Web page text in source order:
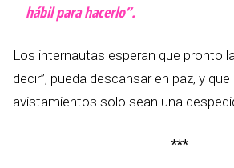
hábil para hacerlo”.
Los internautas esperan que pronto
decir”, pueda descansar en paz, y
avistamientos solo sean una
***